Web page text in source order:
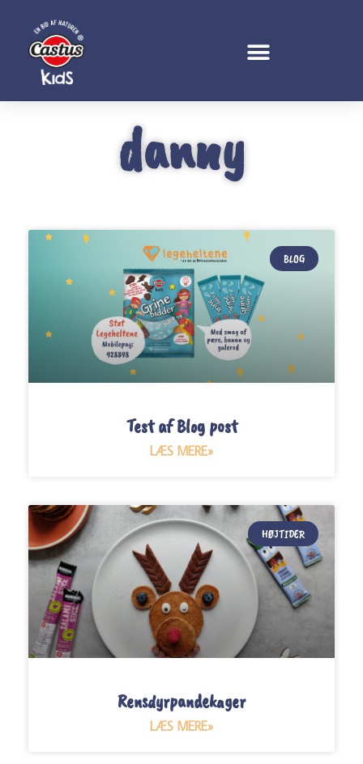
danny
BLOG
Test af Blog post
LÆS MERE»
HØJTIDER
Rensdyrpandekager
LÆS MERE»